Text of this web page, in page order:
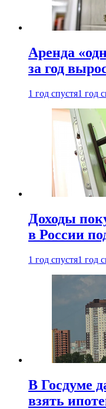
Аренда
за год
1 год спустя1 год
Доходы
в России
1 год спустя1 год
В Госдуме
взять